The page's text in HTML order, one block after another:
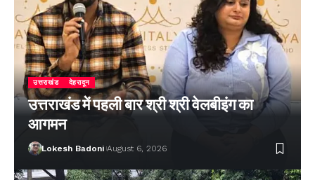
उत्तराखंड देहरादून
उत्तराखंड में पहली बार श्री श्री वेलबीइंग का
आगमन
Lokesh Badoni August 6, 2026